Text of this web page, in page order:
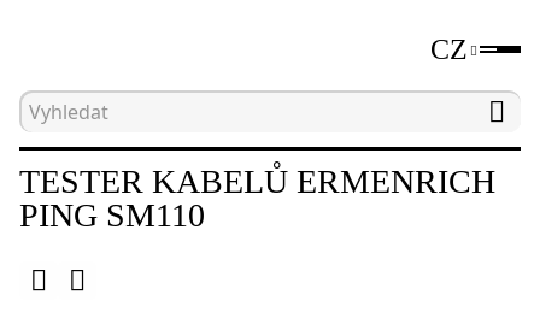
CZ
Hlavní strana Nástroje pro testování
TESTER KABELŮ ERMENRICH
PING SM110